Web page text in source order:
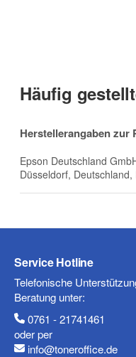
Nachname
Firma
E-Mail
Häufig
Herstellerangaben zur
Epson Deutschland
Düsseldorf,
Service Hotline
Telefonische
Beratung unter:
0761 - 21741461
oder per
info@toneroffice.de